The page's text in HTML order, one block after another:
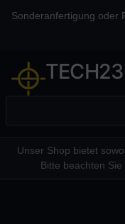
Sonderanfertigung oder
TECH23
Unser Shop bietet
Bitte beachten